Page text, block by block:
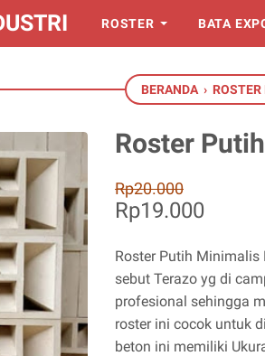
ROSTER BATA
BERANDA › ROSTER
Roster
Rp20.000
Rp19.000
Roster Putih
sebut Terazo yg di
profesional sehingga
roster ini cocok untuk
beton ini memiliki